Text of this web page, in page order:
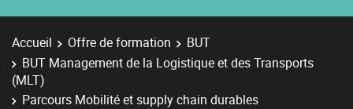
Accueil Offre de formation
BUT
BUT Management de la Logistique et des Transports
(MLT)
Parcours Mobilité et supply chain durables